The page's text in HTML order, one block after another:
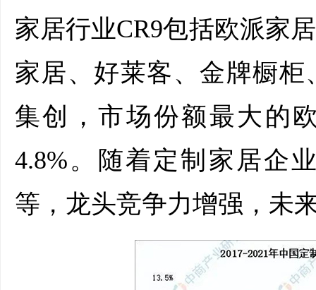
家居行业CR9包括欧派家
家居、好莱客、金牌橱
集创，市场份额最大的
4.8%。随着定制家居企
等，龙头竞争力增强，未